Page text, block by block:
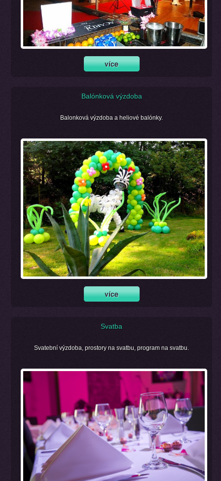
Balónková výzdoba
Balonková výzdoba a heliové balónky.
Svatba
Svatební výzdoba, prostory na svatbu, program na svatbu.